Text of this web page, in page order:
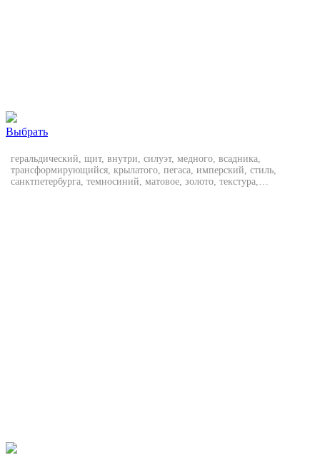
Выбрать
геральдический, щит, внутри, силуэт, медного, всадника,
трансформирующийся, крылатого, пегаса, имперский, стиль,
санктпетербурга, темносиний, матовое, золото, текстура,